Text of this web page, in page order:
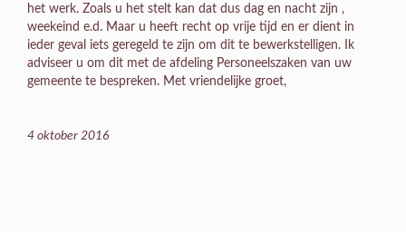
het werk. Zoals u het stelt kan dat dus dag en nacht zijn ,
weekeind e.d. Maar u heeft recht op vrije tijd en er dient in
ieder geval iets geregeld te zijn om dit te bewerkstelligen. Ik
adviseer u om dit met de afdeling Personeelszaken van uw
gemeente te bespreken. Met vriendelijke groet,
4 oktober 2016